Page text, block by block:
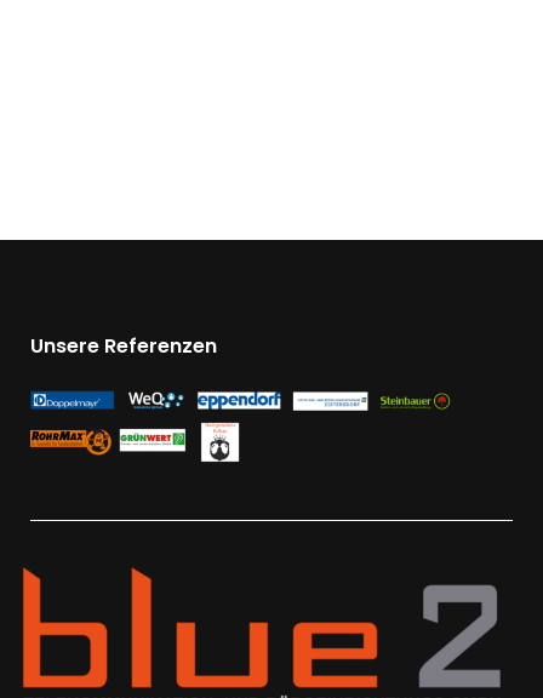
Unsere Referenzen